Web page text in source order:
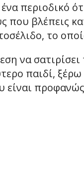
περιοδικό
που βλέπεις
το
να
παιδί,
είναι